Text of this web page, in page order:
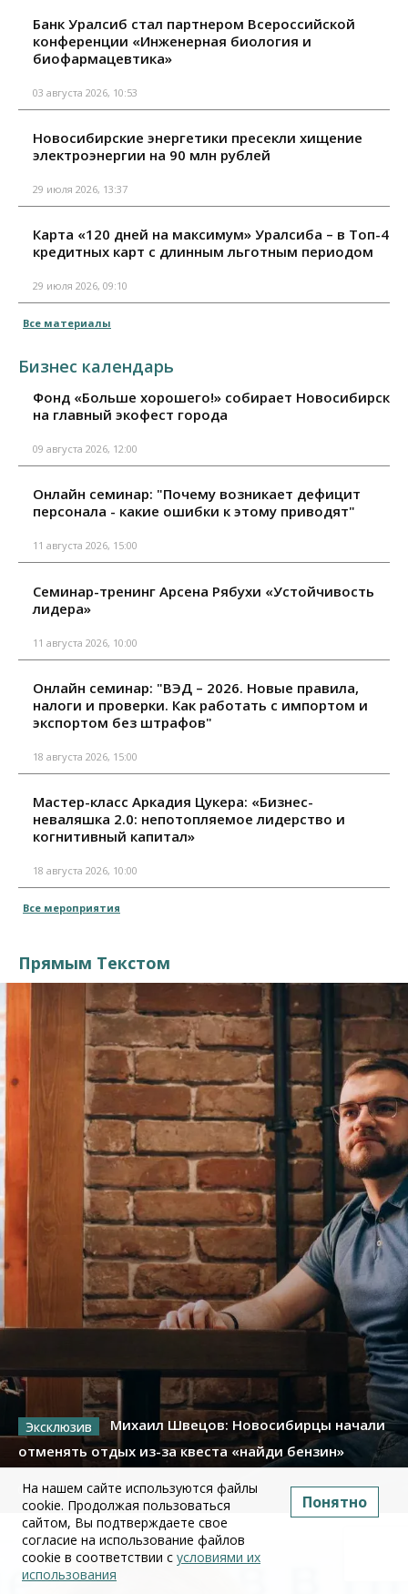
Банк Уралсиб стал партнером Всероссийской
конференции «Инженерная биология и
биофармацевтика»
03 августа 2026, 10:53
Новосибирские энергетики пресекли хищение
электроэнергии на 90 млн рублей
29 июля 2026, 13:37
Карта «120 дней на максимум» Уралсиба – в Топ-4
кредитных карт с длинным льготным периодом
29 июля 2026, 09:10
Все материалы
Бизнес календарь
Фонд «Больше хорошего!» собирает Новосибирск
на главный экофест города
09 августа 2026, 12:00
Онлайн семинар: "Почему возникает дефицит
персонала - какие ошибки к этому приводят"
11 августа 2026, 15:00
Семинар-тренинг Арсена Рябухи «Устойчивость
лидера»
11 августа 2026, 10:00
Онлайн семинар: "ВЭД – 2026. Новые правила,
налоги и проверки. Как работать с импортом и
экспортом без штрафов"
18 августа 2026, 15:00
Мастер-класс Аркадия Цукера: «Бизнес-
неваляшка 2.0: непотопляемое лидерство и
когнитивный капитал»
18 августа 2026, 10:00
Все мероприятия
Прямым Текстом
Михаил Швецов: Новосибирцы начали
отменять отдых из-за квеста «найди бензин»
09 июля 2026
На нашем сайте используются файлы
cookie. Продолжая пользоваться
сайтом, Вы подтверждаете свое
согласие на использование файлов
cookie в соответствии с условиями их
использования
Понятно